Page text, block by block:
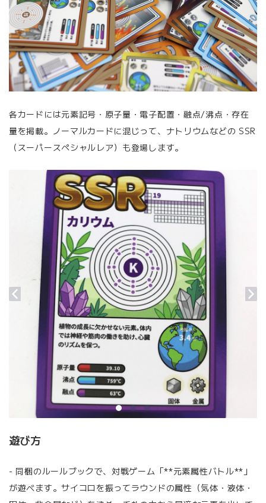
各カードには元素記号・原子量・電子配置・融点/沸点・存在
量を掲載。ノーマルカードに混じって、ナトリウムなどの SSR
（スーパースペシャルレア）も登場します。
遊び方
- 同梱のルールブックで、対戦ゲーム「**元素属性バトル**」
が遊べます。サイコロを振ってラウンドの属性（気体・液体・